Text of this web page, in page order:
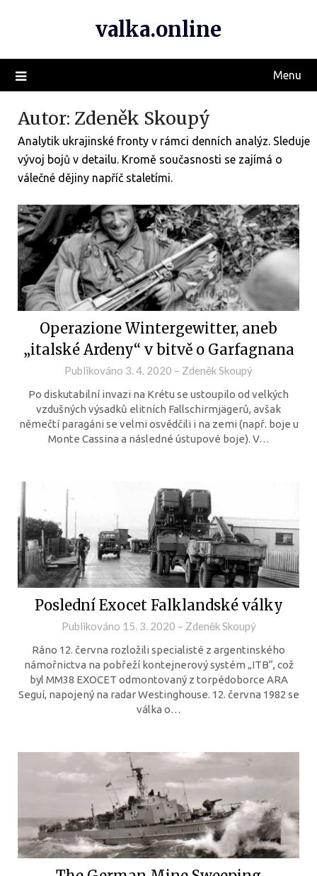
valka.online
Menu
Autor: Zdeněk Skoupý
Analytik ukrajinské fronty v rámci denních analýz. Sleduje
vývoj bojů v detailu. Kromě současnosti se zajímá o
válečné dějiny napříč staletími.
Operazione Wintergewitter, aneb
„italské Ardeny“ v bitvě o Garfagnana
Publikováno 3. 4. 2020 – Zdeněk Skoupý
Po diskutabilní invazi na Krétu se ustoupilo od velkých
vzdušných výsadků elitních Fallschirmjägerů, avšak
němečtí paragáni se velmi osvědčili i na zemi (např. boje u
Monte Cassina a následné ústupové boje). V…
Poslední Exocet Falklandské války
Publikováno 15. 3. 2020 – Zdeněk Skoupý
Ráno 12. června rozložili specialisté z argentinského
námořnictva na pobřeží kontejnerový systém „ITB“, což
byl MM38 EXOCET odmontovaný z torpédoborce ARA
Seguí, napojený na radar Westinghouse. 12. června 1982 se
válka o…